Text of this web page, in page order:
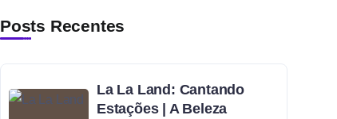
Posts Recentes
La La Land: Cantando
Estações | A Beleza